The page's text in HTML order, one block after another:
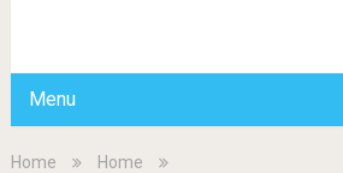
Menu
Home
Home